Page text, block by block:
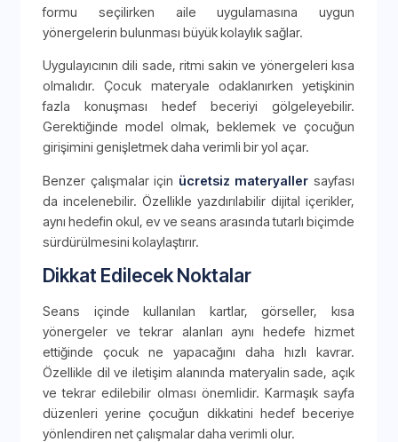
formu seçilirken aile uygulamasına uygun
yönergelerin bulunması büyük kolaylık sağlar.
Uygulayıcının dili sade, ritmi sakin ve yönergeleri kısa
olmalıdır. Çocuk materyale odaklanırken yetişkinin
fazla konuşması hedef beceriyi gölgeleyebilir.
Gerektiğinde model olmak, beklemek ve çocuğun
girişimini genişletmek daha verimli bir yol açar.
Benzer çalışmalar için ücretsiz materyaller sayfası
da incelenebilir. Özellikle yazdırılabilir dijital içerikler,
aynı hedefin okul, ev ve seans arasında tutarlı biçimde
sürdürülmesini kolaylaştırır.
Dikkat Edilecek Noktalar
Seans içinde kullanılan kartlar, görseller, kısa
yönergeler ve tekrar alanları aynı hedefe hizmet
ettiğinde çocuk ne yapacağını daha hızlı kavrar.
Özellikle dil ve iletişim alanında materyalin sade, açık
ve tekrar edilebilir olması önemlidir. Karmaşık sayfa
düzenleri yerine çocuğun dikkatini hedef beceriye
yönlendiren net çalışmalar daha verimli olur.